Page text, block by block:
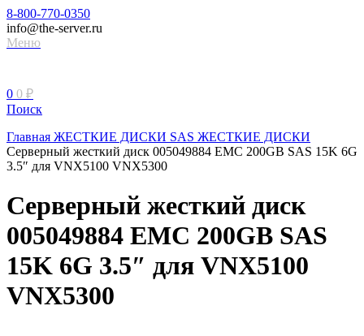
8-800-770-0350
info@the-server.ru
Меню
0 0 ₽
Поиск
Главная ЖЕСТКИЕ ДИСКИ SAS ЖЕСТКИЕ ДИСКИ
Серверный жесткий диск 005049884 EMC 200GB SAS 15K 6G
3.5″ для VNX5100 VNX5300
Серверный жесткий диск
005049884 EMC 200GB SAS
15K 6G 3.5″ для VNX5100
VNX5300